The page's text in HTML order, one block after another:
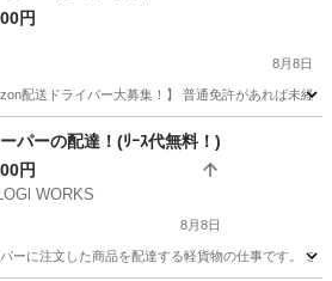
円
8月8日
配送ドライバー大募集！】 普通免許があれば未
Amazon
パーの配達！(ﾘｰｽ代無料！)
円
WORKS
8月8日
ーに注文した商品を配達する軽貨物の仕事です。